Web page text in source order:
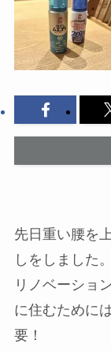
先日重い腰を
しをしました。
リノベーショ
に住むために
要！